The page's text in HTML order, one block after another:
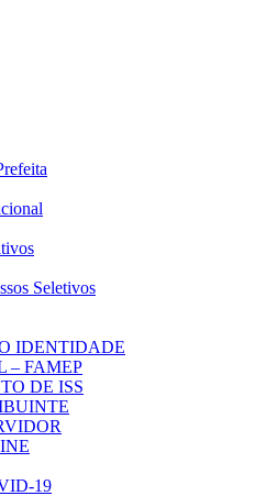
Seletivos
IDENTIDADE
– FAMEP
DE ISS
19